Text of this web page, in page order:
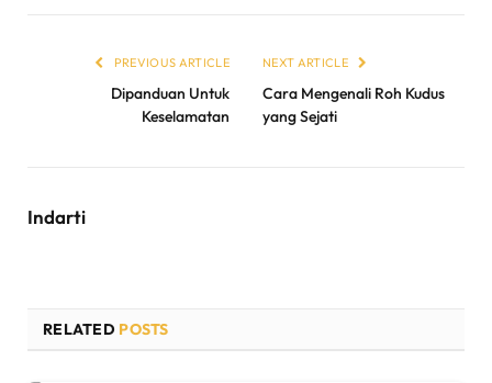
PREVIOUS ARTICLE
Dipanduan Untuk
Keselamatan
NEXT ARTICLE
Cara Mengenali Roh Kudus
yang Sejati
Indarti
RELATED POSTS